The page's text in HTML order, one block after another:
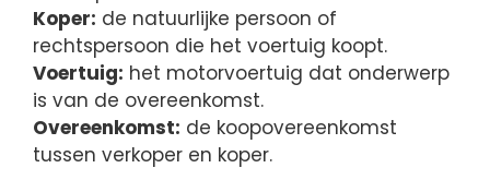
Koper: de natuurlijke persoon of
rechtspersoon die het voertuig koopt.
Voertuig: het motorvoertuig dat onderwerp
is van de overeenkomst.
Overeenkomst: de koopovereenkomst
tussen verkoper en koper.